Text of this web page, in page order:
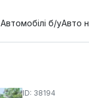
Автомобілі б/уАвто
ID: 38194